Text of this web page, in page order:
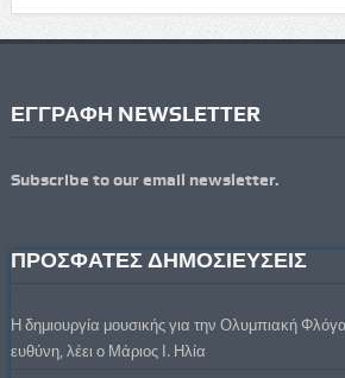
ΕΓΓΡΑΦΗ NEWSLETTER
Subscribe to our email newsletter.
ΠΡΟΣΦΑΤΕΣ ΔΗΜΟΣΙΕΥΣΕΙΣ
Η δημιουργία μουσικής για την Ολυμπιακή
ευθύνη, λέει ο Μάριος Ι. Ηλία